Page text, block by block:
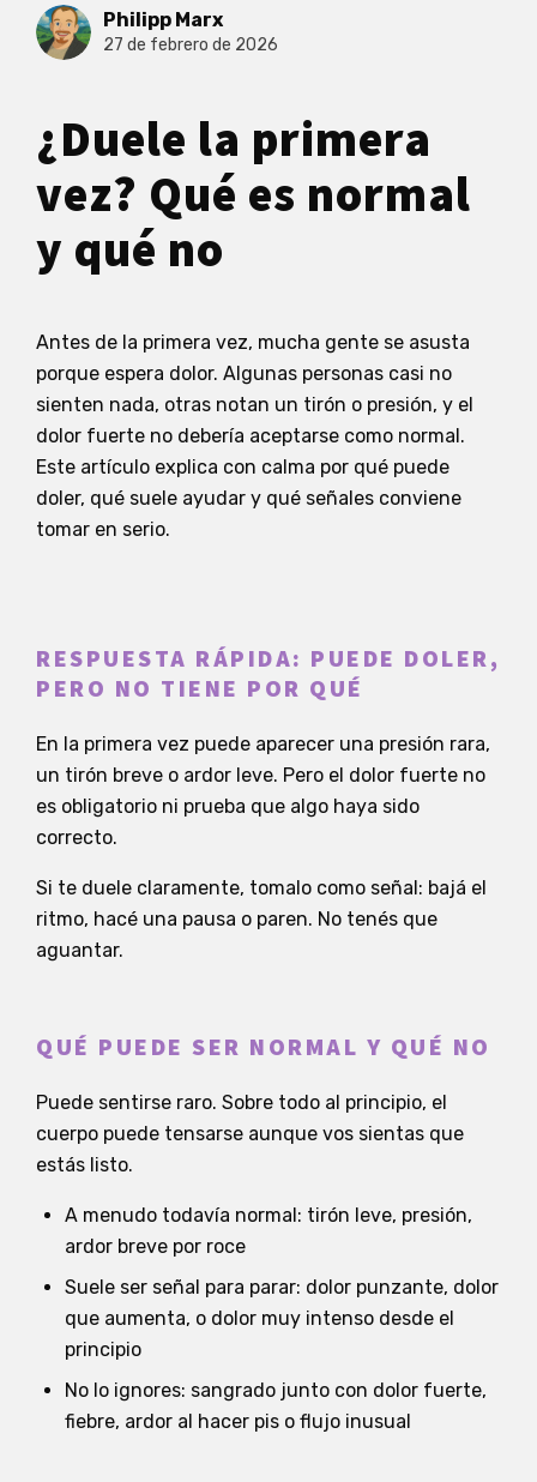
Philipp Marx
27 de febrero de 2026
¿Duele la primera
vez? Qué es normal
y qué no
Antes de la primera vez, mucha gente se asusta
porque espera dolor. Algunas personas casi no
sienten nada, otras notan un tirón o presión, y el
dolor fuerte no debería aceptarse como normal.
Este artículo explica con calma por qué puede
doler, qué suele ayudar y qué señales conviene
tomar en serio.
RESPUESTA RÁPIDA: PUEDE DOLER,
PERO NO TIENE POR QUÉ
En la primera vez puede aparecer una presión rara,
un tirón breve o ardor leve. Pero el dolor fuerte no
es obligatorio ni prueba que algo haya sido
correcto.
Si te duele claramente, tomalo como señal: bajá el
ritmo, hacé una pausa o paren. No tenés que
aguantar.
QUÉ PUEDE SER NORMAL Y QUÉ NO
Puede sentirse raro. Sobre todo al principio, el
cuerpo puede tensarse aunque vos sientas que
estás listo.
A menudo todavía normal: tirón leve, presión,
ardor breve por roce
Suele ser señal para parar: dolor punzante, dolor
que aumenta, o dolor muy intenso desde el
principio
No lo ignores: sangrado junto con dolor fuerte,
fiebre, ardor al hacer pis o flujo inusual